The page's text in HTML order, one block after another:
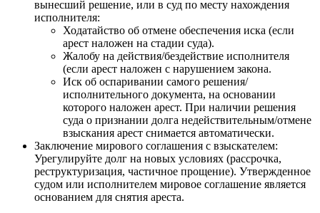
вынесший решение, или в суд по месту нахождения
исполнителя:
Ходатайство об отмене обеспечения иска (если
арест наложен на стадии суда).
Жалобу на действия/бездействие исполнителя
(если арест наложен с нарушением закона.
Иск об оспаривании самого решения/
исполнительного документа, на основании
которого наложен арест. При наличии решения
суда о признании долга недействительным/отмене
взыскания арест снимается автоматически.
Заключение мирового соглашения с взыскателем:
Урегулируйте долг на новых условиях (рассрочка,
реструктуризация, частичное прощение). Утвержденное
судом или исполнителем мировое соглашение является
основанием для снятия ареста.